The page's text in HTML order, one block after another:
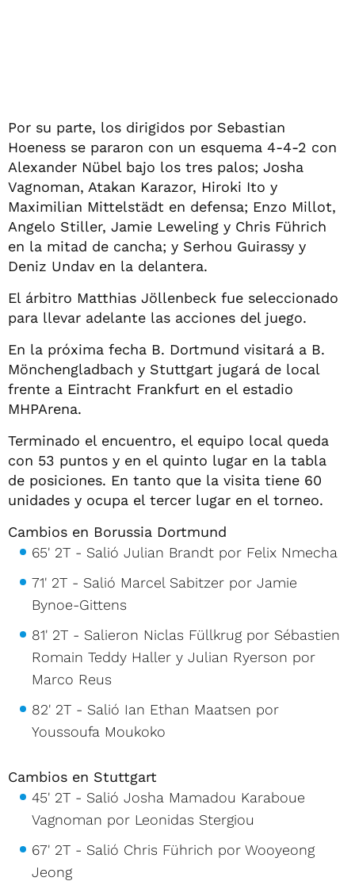
Por su parte, los dirigidos por Sebastian
Hoeness se pararon con un esquema 4-4-2 con
Alexander Nübel bajo los tres palos; Josha
Vagnoman, Atakan Karazor, Hiroki Ito y
Maximilian Mittelstädt en defensa; Enzo Millot,
Angelo Stiller, Jamie Leweling y Chris Führich
en la mitad de cancha; y Serhou Guirassy y
Deniz Undav en la delantera.
El árbitro Matthias Jöllenbeck fue seleccionado
para llevar adelante las acciones del juego.
En la próxima fecha B. Dortmund visitará a B.
Mönchengladbach y Stuttgart jugará de local
frente a Eintracht Frankfurt en el estadio
MHPArena.
Terminado el encuentro, el equipo local queda
con 53 puntos y en el quinto lugar en la tabla
de posiciones. En tanto que la visita tiene 60
unidades y ocupa el tercer lugar en el torneo.
Cambios en Borussia Dortmund
65' 2T - Salió Julian Brandt por Felix Nmecha
71' 2T - Salió Marcel Sabitzer por Jamie
Bynoe-Gittens
81' 2T - Salieron Niclas Füllkrug por Sébastien
Romain Teddy Haller y Julian Ryerson por
Marco Reus
82' 2T - Salió Ian Ethan Maatsen por
Youssoufa Moukoko
Cambios en Stuttgart
45' 2T - Salió Josha Mamadou Karaboue
Vagnoman por Leonidas Stergiou
67' 2T - Salió Chris Führich por Wooyeong
Jeong